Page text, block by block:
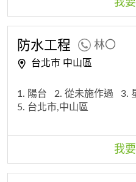
防水工程 林〇
台北市 中山區
1. 陽台 2. 從未施作過 3.
5. 台北市,中山區
我